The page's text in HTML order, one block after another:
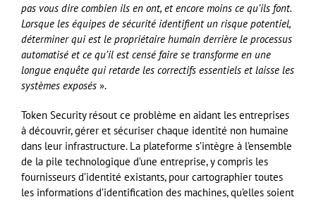
pas vous dire combien ils en ont, et encore moins ce qu’ils font.
Lorsque les équipes de sécurité identifient un risque potentiel,
déterminer qui est le propriétaire humain derrière le processus
automatisé et ce qu’il est censé faire se transforme en une
longue enquête qui retarde les correctifs essentiels et laisse les
systèmes exposés ».
Token Security résout ce problème en aidant les entreprises
à découvrir, gérer et sécuriser chaque identité non humaine
dans leur infrastructure. La plateforme s’intègre à l’ensemble
de la pile technologique d’une entreprise, y compris les
fournisseurs d’identité existants, pour cartographier toutes
les informations d’identification des machines, qu’elles soient